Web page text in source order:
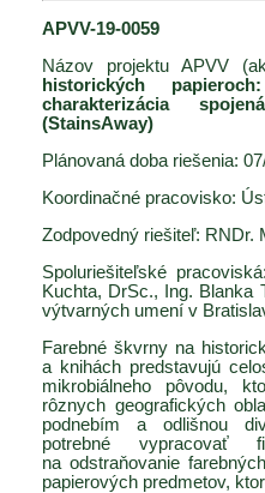
APVV-19-0059
Názov projektu APVV
historických
charakterizácia
(StainsAway)
Plánovaná doba riešenia:
Koordinačné pracovisko:
Zodpovedný riešiteľ: RNDr.
Spoluriešiteľské
Kuchta, DrSc., Ing. Blanka
výtvarných umení v
Farebné škvrny na
a knihách predstavujú
mikrobiálneho pôvodu,
rôznych geografických
podnebím a odlišnou
potrebné vypracovať
na odstraňovanie
papierových predmetov,